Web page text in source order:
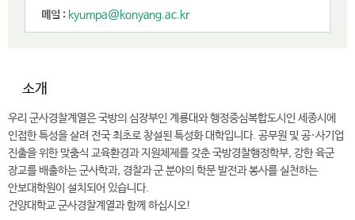
메일 : kyumpa@konyang.ac.kr
소개
우리 군사경찰계열은 국방의 심장부인 계룡대와 행정중심복합도시인 세종시에
인접한 특성을 살려 전국 최초로 창설된 특성화 대학입니다. 공무원 및 공·사기업
진출을 위한 맞춤식 교육환경과 지원체제를 갖춘 국방경찰행정학부, 강한 육군
장교를 배출하는 군사학과, 경찰과 군 분야의 학문 발전과 봉사를 실천하는
안보대학원이 설치되어 있습니다.
건양대학교 군사경찰계열과 함께 하십시오!